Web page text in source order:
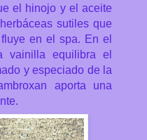
el hinojo y el aceite
sutiles que
en el spa. En el
vainilla equilibra el
y especiado de la
aporta una